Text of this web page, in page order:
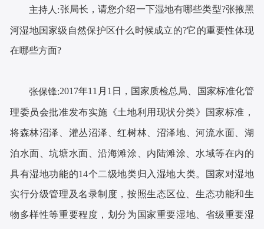
主持人:张局长 ，请您介绍一下湿地有哪些类型?张掖黑
河湿地国家级自然保护区什么时候成立的?它的重要性体现
在哪些方面?
张保锋:2017年11 月 1 日，国家质检总局、国家标准化管
理委员会批准发布实施《土地利用现状分类》国家标准 ，
将森林沼泽、灌丛沼泽、红树林、沼泽地、河流水面、湖
泊水面、坑塘水面、沿海滩涂、内陆滩涂、 水域等在内的
具有湿地功能的14个二级地类归入 湿地大类 国家对湿地
实行分级管理及名录制度 ，按照生态区位、生态功能和生
物多样性等重要程度，划分为 国家重要湿地 、省级重要湿